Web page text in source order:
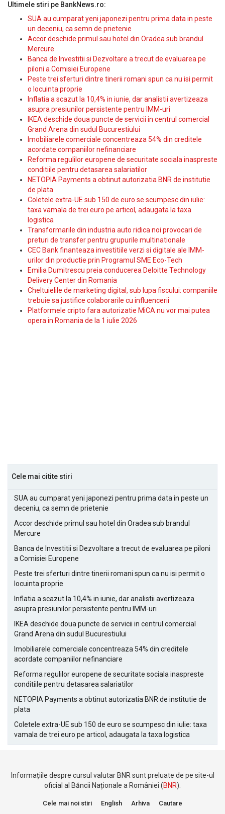
Ultimele stiri pe BankNews.ro:
SUA au cumparat yeni japonezi pentru prima data in peste
un deceniu, ca semn de prietenie
Accor deschide primul sau hotel din Oradea sub brandul
Mercure
Banca de Investitii si Dezvoltare a trecut de evaluarea pe
piloni a Comisiei Europene
Peste trei sferturi dintre tinerii romani spun ca nu isi permit
o locuinta proprie
Inflatia a scazut la 10,4% in iunie, dar analistii avertizeaza
asupra presiunilor persistente pentru IMM-uri
IKEA deschide doua puncte de servicii in centrul comercial
Grand Arena din sudul Bucurestiului
Imobiliarele comerciale concentreaza 54% din creditele
acordate companiilor nefinanciare
Reforma regulilor europene de securitate sociala inaspreste
conditiile pentru detasarea salariatilor
NETOPIA Payments a obtinut autorizatia BNR de institutie
de plata
Coletele extra-UE sub 150 de euro se scumpesc din iulie:
taxa vamala de trei euro pe articol, adaugata la taxa
logistica
Transformarile din industria auto ridica noi provocari de
preturi de transfer pentru grupurile multinationale
CEC Bank finanteaza investitiile verzi si digitale ale IMM-
urilor din productie prin Programul SME Eco-Tech
Emilia Dumitrescu preia conducerea Deloitte Technology
Delivery Center din Romania
Cheltuielile de marketing digital, sub lupa fiscului: companiile
trebuie sa justifice colaborarile cu influencerii
Platformele cripto fara autorizatie MiCA nu vor mai putea
opera in Romania de la 1 iulie 2026
Cele mai citite stiri
SUA au cumparat yeni japonezi pentru prima data in peste un
deceniu, ca semn de prietenie
Accor deschide primul sau hotel din Oradea sub brandul
Mercure
Banca de Investitii si Dezvoltare a trecut de evaluarea pe piloni
a Comisiei Europene
Peste trei sferturi dintre tinerii romani spun ca nu isi permit o
locuinta proprie
Inflatia a scazut la 10,4% in iunie, dar analistii avertizeaza
asupra presiunilor persistente pentru IMM-uri
IKEA deschide doua puncte de servicii in centrul comercial
Grand Arena din sudul Bucurestiului
Imobiliarele comerciale concentreaza 54% din creditele
acordate companiilor nefinanciare
Reforma regulilor europene de securitate sociala inaspreste
conditiile pentru detasarea salariatilor
NETOPIA Payments a obtinut autorizatia BNR de institutie de
plata
Coletele extra-UE sub 150 de euro se scumpesc din iulie: taxa
vamala de trei euro pe articol, adaugata la taxa logistica
Informațiile despre cursul valutar BNR sunt preluate de pe site-ul
oficial al Băncii Naționale a României (BNR).
Cele mai noi stiri English Arhiva Cautare